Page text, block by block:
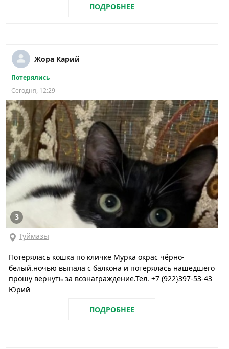
ПОДРОБНЕЕ
Жора Карий
Потерялись
Сегодня, 12:29
3
Туймазы
Потерялась кошка по кличке Мурка окрас чёрно-
белый.ночью выпала с балкона и потерялась нашедшего
прошу вернуть за вознаграждение.Тел. +7 (922}397-53-43
Юрий
ПОДРОБНЕЕ